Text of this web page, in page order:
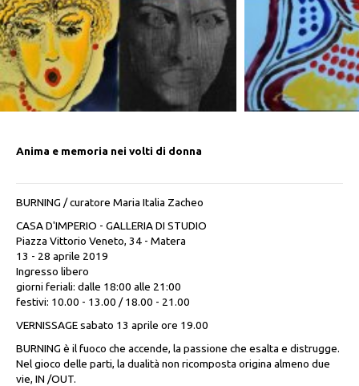
Anima e memoria nei volti di donna
BURNING / curatore Maria Italia Zacheo
CASA D'IMPERIO - GALLERIA DI STUDIO
Piazza Vittorio Veneto, 34 - Matera
13 - 28 aprile 2019
Ingresso libero
giorni feriali: dalle 18:00 alle 21:00
festivi: 10.00 - 13.00 / 18.00 - 21.00
VERNISSAGE sabato 13 aprile ore 19.00
BURNING è il fuoco che accende, la passione che esalta e distrugge.
Nel gioco delle parti, la dualità non ricomposta origina almeno due
vie, IN /OUT.